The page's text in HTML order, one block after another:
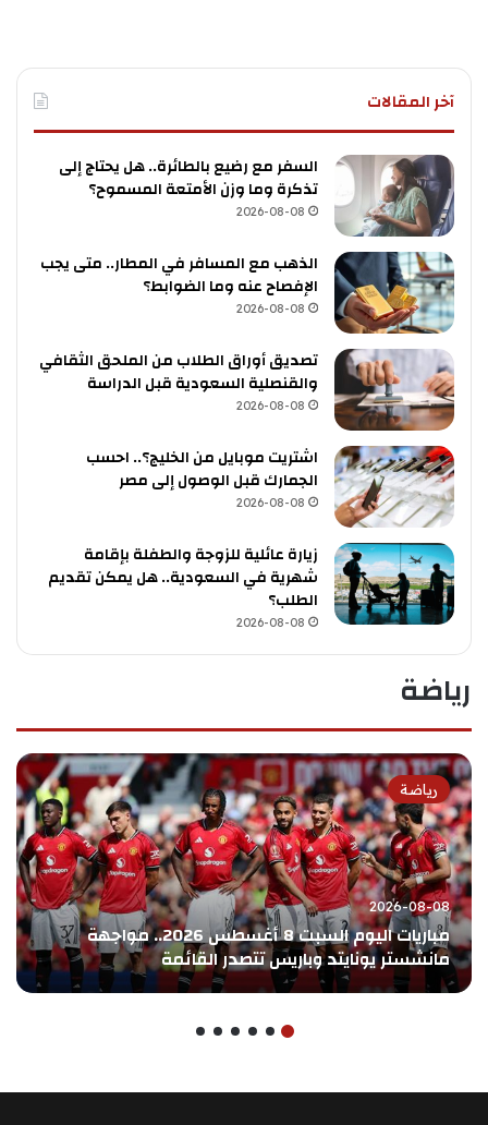
آخر المقالات
السفر مع رضيع بالطائرة.. هل يحتاج إلى
تذكرة وما وزن الأمتعة المسموح؟
2026-08-08
الذهب مع المسافر في المطار.. متى يجب
الإفصاح عنه وما الضوابط؟
2026-08-08
تصديق أوراق الطلاب من الملحق الثقافي
والقنصلية السعودية قبل الدراسة
2026-08-08
اشتريت موبايل من الخليج؟.. احسب
الجمارك قبل الوصول إلى مصر
2026-08-08
زيارة عائلية للزوجة والطفلة بإقامة
شهرية في السعودية.. هل يمكن تقديم
الطلب؟
2026-08-08
رياضة
رياضة
2026-08-08
مباريات اليوم السبت 8 أغسطس 2026.. مواجهة
مانشستر يونايتد وباريس تتصدر القائمة